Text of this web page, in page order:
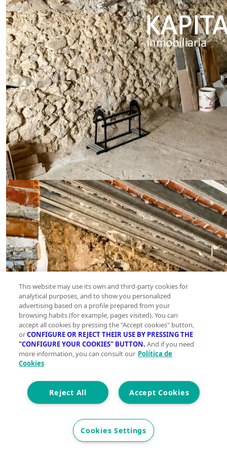
This website may use its own and third-party cookies for
analytical purposes, and to show you personalized
advertising based on a profile prepared from your
browsing habits (for example, pages visited). You can
accept all cookies by pressing the "Accept cookies" button,
orCONFIGURE OR REJECT THEIR USE BY PRESSING THE
"CONFIGURE YOUR COOKIES" BUTTON. And if you need
more information, you can consult our Política de
Cookies
Accept Cookies
Reject All
Cookies Settings